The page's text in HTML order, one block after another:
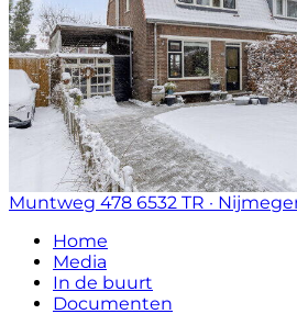
Muntweg 478 6532 TR ·
Home
Media
In de buurt
Documenten